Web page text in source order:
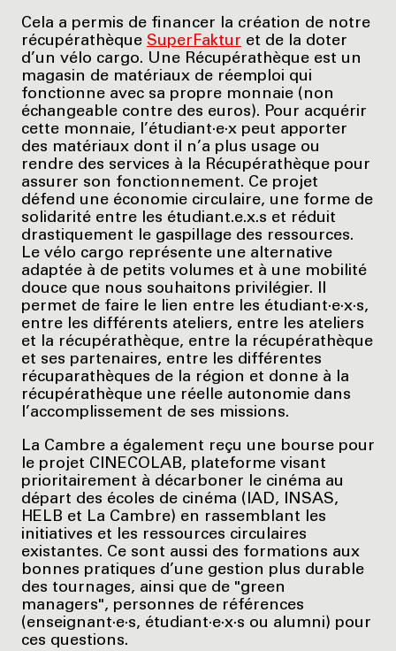
Cela a permis de financer la création de notre
récupérathèque SuperFaktur et de la doter
d’un vélo cargo. Une Récupérathèque est un
magasin de matériaux de réemploi qui
fonctionne avec sa propre monnaie (non
échangeable contre des euros). Pour acquérir
cette monnaie, l’étudiant·e·x peut apporter
des matériaux dont il n’a plus usage ou
rendre des services à la Récupérathèque pour
assurer son fonctionnement. Ce projet
défend une économie circulaire, une forme de
solidarité entre les étudiant.e.x.s et réduit
drastiquement le gaspillage des ressources.
Le vélo cargo représente une alternative
adaptée à de petits volumes et à une mobilité
douce que nous souhaitons privilégier. Il
permet de faire le lien entre les étudiant·e·x·s,
entre les différents ateliers, entre les ateliers
et la récupérathèque, entre la récupérathèque
et ses partenaires, entre les différentes
récuparathèques de la région et donne à la
récupérathèque une réelle autonomie dans
l’accomplissement de ses missions.
La Cambre a également reçu une bourse pour
le projet CINECOLAB, plateforme visant
prioritairement à décarboner le cinéma au
départ des écoles de cinéma (IAD, INSAS,
HELB et La Cambre) en rassemblant les
initiatives et les ressources circulaires
existantes. Ce sont aussi des formations aux
bonnes pratiques d’une gestion plus durable
des tournages, ainsi que de "green
managers", personnes de références
(enseignant·e·s, étudiant·e·x·s ou alumni) pour
ces questions.